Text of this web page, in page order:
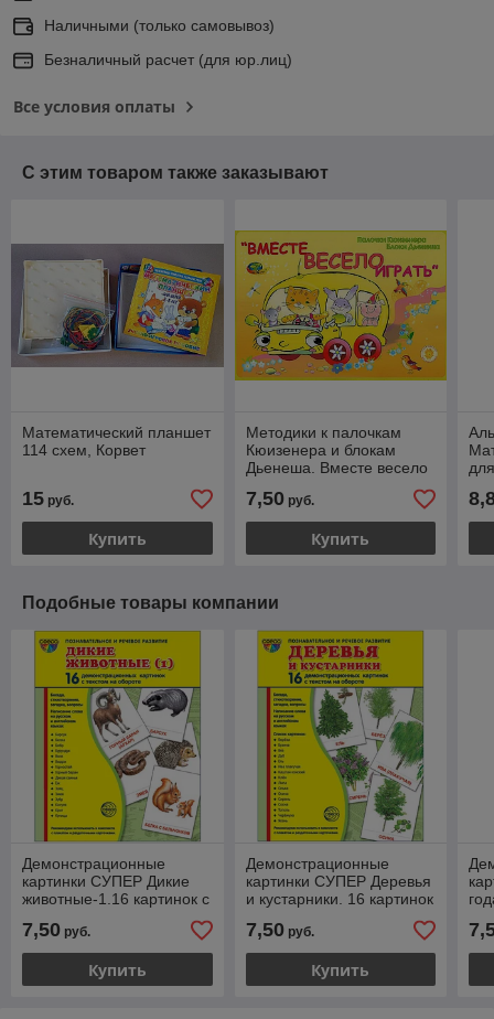
Наличными (только самовывоз)
Безналичный расчет (для юр.лиц)
Все условия оплаты
С этим товаром также заказывают
Математический планшет
114 схем, Корвет
15 руб.
Купить
Методики к палочкам
Кюизенера и блокам
Дьенеша. Вместе весело
7,50руб.
Купить
Подобные товары компании
Демонстрационные
картинки СУПЕР Дикие
животные-1.16 картинок с
7,50 руб.
Купить
Демонстрационные
картинки СУПЕР Деревья
и кустарники. 16 картинок
7,50руб.
Купить